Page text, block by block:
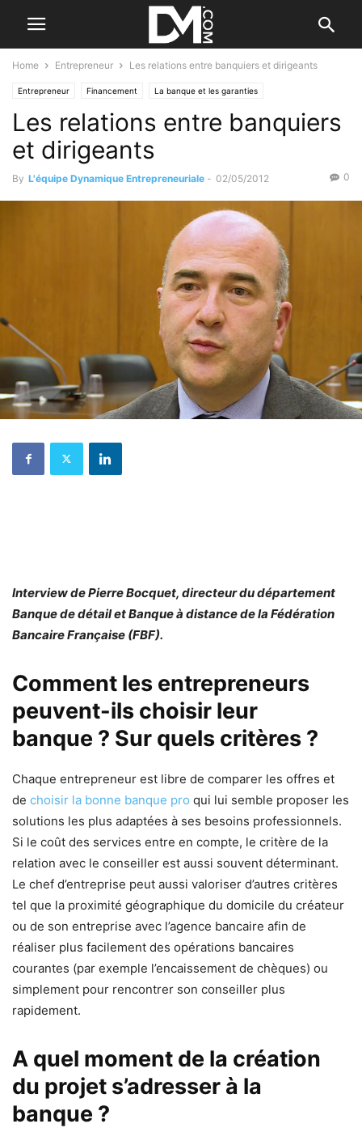
Home Entrepreneur Les relations entre banquiers et dirigeants
Entrepreneur Financement La banque et les garanties
Les relations entre banquiers
et dirigeants
By L'équipe Dynamique Entrepreneuriale - 02/05/2012 0
Interview de Pierre Bocquet, directeur du département
Banque de détail et Banque à distance de la Fédération
Bancaire Française (FBF).
Comment les entrepreneurs
peuvent-ils choisir leur
banque ? Sur quels critères ?
Chaque entrepreneur est libre de comparer les offres et
de choisir la bonne banque pro qui lui semble proposer les
solutions les plus adaptées à ses besoins professionnels.
Si le coût des services entre en compte, le critère de la
relation avec le conseiller est aussi souvent déterminant.
Le chef d’entreprise peut aussi valoriser d’autres critères
tel que la proximité géographique du domicile du créateur
ou de son entreprise avec l’agence bancaire afin de
réaliser plus facilement des opérations bancaires
courantes (par exemple l’encaissement de chèques) ou
simplement pour rencontrer son conseiller plus
rapidement.
A quel moment de la création
du projet s’adresser à la
banque ?